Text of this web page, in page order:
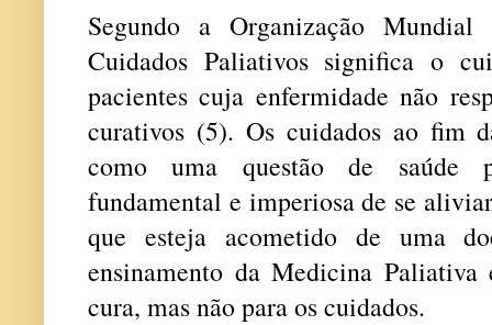
Segundo a Organização
Cuidados Paliativos significa o
pacientes cuja enfermidade não
curativos (5). Os cuidados ao fim
como uma questão de saúde
fundamental e imperiosa de se
que esteja acometido de uma
ensinamento da Medicina
cura, mas não para os cuidados.